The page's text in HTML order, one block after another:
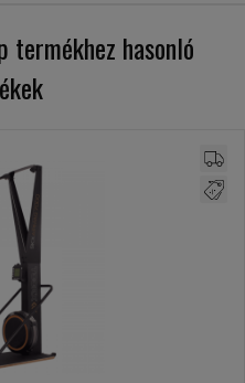
termékhez hasonló